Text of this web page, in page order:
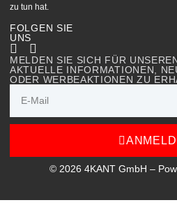
zu tun hat.
FOLGEN SIE
UNS
MELDEN SIE SICH FÜR
AKTUELLE INFORMATIONEN,
ODER WERBEAKTIONEN ZU
© 2026 4KANT GmbH –